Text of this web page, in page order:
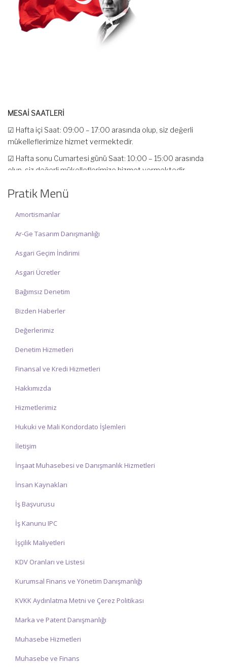
☑ Hafta içi Saat: 09:00 – 17:00 arasında olup, siz değerli
mükelleflerimize hizmet vermektedir.
☑ Hafta sonu Cumartesi günü Saat: 10:00 – 15:00 arasında
olup, siz değerli mükelleflerimize hizmet vermektedir.
İlgi ve anlayışınız için İNCİ MUHASEBE MÜŞAVİRLİK Ailesi olarak
teşekkür ederiz.
Pratik Menü
Amortismanlar
Ar-Ge Tasarım Danışmanlığı
Asgari Geçim İndirimi
Asgari Ücretler
Bağımsız Denetim
Bizden Haberler
Değerlerimiz
Denetim Hizmetleri
Finansal ve Kredi Hizmetleri
Hakkımızda
Hizmetlerimiz
Hukuki ve Mali Kondordato İşlemleri
İletişim
İnşaat Muhasebesi ve Danışmanlık Hizmetleri
İnsan Kaynakları
İş Başvurusu
İş Kanunu IPC
İşçilik Maliyetleri
KDV Oranları ve Listesi
Kurumsal Finans ve Yönetim Danışmanlığı
KVKK Aydınlatma Metni ve Çerez Politikası
Marka ve Patent Danışmanlığı
Muhasebe Hizmetleri
Muhasebe ve Finans